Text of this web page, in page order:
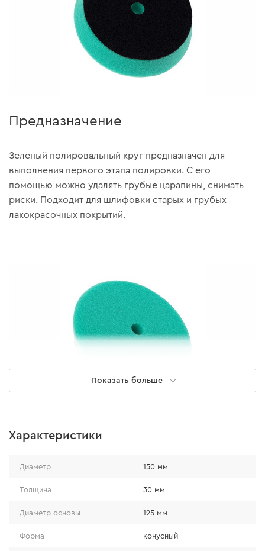
Предназначение
Зеленый полировальный круг предназначен для
выполнения первого этапа полировки. С его
помощью можно удалять грубые царапины, снимать
риски. Подходит для шлифовки старых и грубых
лакокрасочных покрытий.
Особенности конструкции
конусная форма, благодаря которой
уменьшается риск повредить лакокрасочное
липучка, которая надежно фиксирует диск на
основе;
Показать больше
Характеристики
Диаметр 150 мм
Толщина 30 мм
Диаметр основы 125 мм
Форма конусный